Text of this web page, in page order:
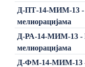
Д-ПТ-14-МИМ-13 -
мелиорацијама
Д-РА-14-МИМ-13 -
мелиорацијама
Д-ФМ-14-МИМ-13 -